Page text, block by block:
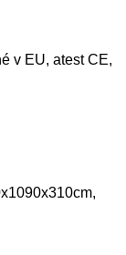
v EU, atest CE,